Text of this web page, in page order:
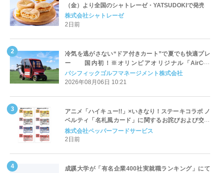
（金）より全国のシャトレーゼ・YATSUDOKIで発売
株式会社シャトレーゼ
2日前
冷気を逃がさない“ドア付きカート”で夏でも快適プレ
ー 国内初！※オリンピアオリジナル「AirCon
Cart（エアコンカート）」導入 | ＰＧＭ
パシフィックゴルフマネージメント株式会社
2026年08月06日 10:21
アニメ「ハイキュー!!」×いきなり！ステーキコラボ ノ
ベルティ「名札風カード」に関するお詫びおよび交換
対応についてのご案内
株式会社ペッパーフードサービス
2日前
成蹊大学が「有名企業400社実就職ランキング」にて